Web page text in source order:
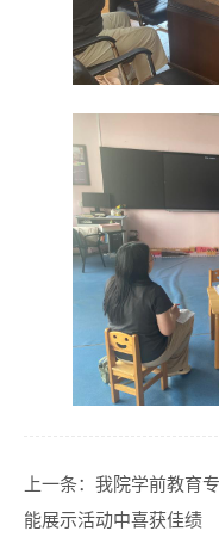
上一条： 我院学前教育
能展示活动中喜获佳绩